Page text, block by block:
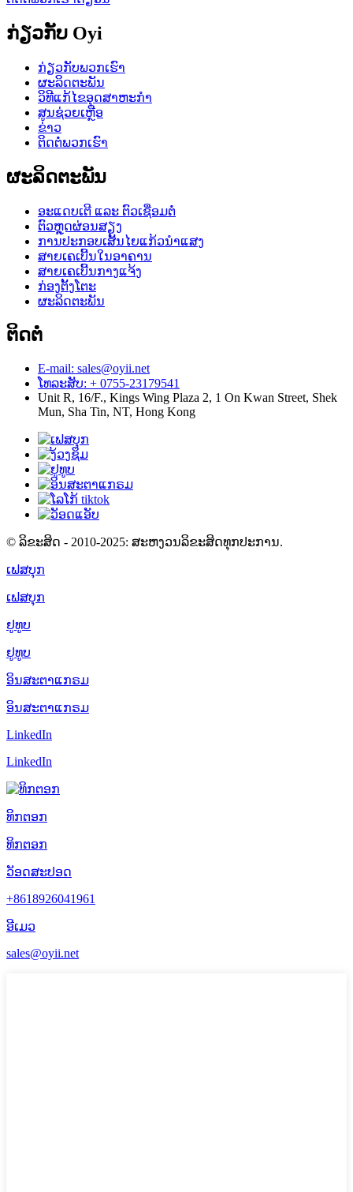
ກ່ຽວກັບ Oyi
ກ່ຽວກັບພວກເຮົາ
ຜະລິດຕະພັນ
ວິທີແກ້ໄຂອຸດສາຫະກໍາ
ສູນຊ່ວຍເຫຼືອ
ຂ່າວ
ຕິດຕໍ່ພວກເຮົາ
ຜະລິດຕະພັນ
ອະແດບເຕີ ແລະ ຕົວເຊື່ອມຕໍ່
ຕົວຫຼຸດຜ່ອນສຽງ
ການປະກອບເສັ້ນໄຍແກ້ວນຳແສງ
ສາຍເຄເບີ້ນໃນອາຄານ
ສາຍເຄເບີ້ນກາງແຈ້ງ
ກ່ອງຕັ້ງໂຕະ
ຜະລິດຕະພັນ
ຕິດຕໍ່
E-mail: sales@oyii.net
ໂທລະສັບ: + 0755-23179541
Unit R, 16/F., Kings Wing Plaza 2, 1 On Kwan Street, Shek
Mun, Sha Tin, NT, Hong Kong
© ລິຂະສິດ - 2010-2025: ສະຫງວນລິຂະສິດທຸກປະການ.
ເຟສບຸກ
ເຟສບຸກ
ຢູທູບ
ຢູທູບ
ອິນສະຕາແກຣມ
ອິນສະຕາແກຣມ
LinkedIn
LinkedIn
ທິກຕອກ
ທິກຕອກ
ວັອດສະປອດ
+8618926041961
ອີເມວ
sales@oyii.net